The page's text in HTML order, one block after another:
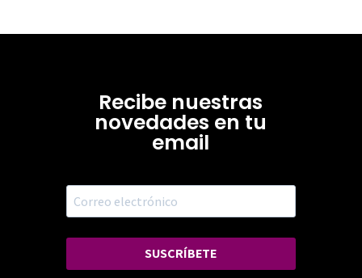
Recibe nuestras
novedades en tu
email
SUSCRÍBETE